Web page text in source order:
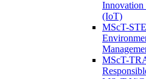
Innovation
(IoT)
MScT-
MScT-